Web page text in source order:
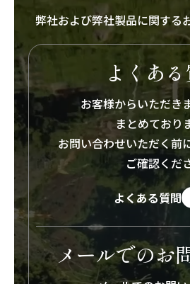
弊社および弊社製品に関する
よくあ
お客様からいただき
まとめており
お問い合わせいただく前
ご確認くだ
よくある質問
メールでのお